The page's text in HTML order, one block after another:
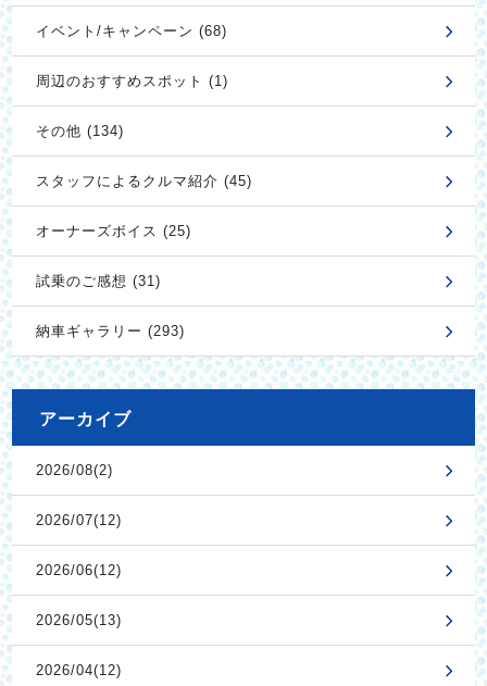
イベント/キャンペーン (68)
周辺のおすすめスポット (1)
その他 (134)
スタッフによるクルマ紹介 (45)
オーナーズボイス (25)
試乗のご感想 (31)
納車ギャラリー (293)
アーカイブ
2026/08(2)
2026/07(12)
2026/06(12)
2026/05(13)
2026/04(12)